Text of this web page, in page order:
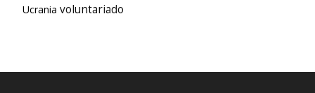
Ucrania voluntariado